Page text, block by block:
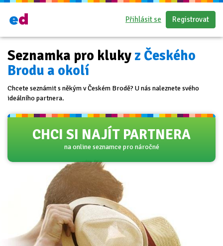
Přihlásit se Registrovat
Seznamka pro kluky z Českého
Brodu a okolí
Chcete seznámit s někým v Českém Brodě? U nás naleznete svého
ideálního partnera.
CHCI SI NAJÍT PARTNERA
na online seznamce pro náročné